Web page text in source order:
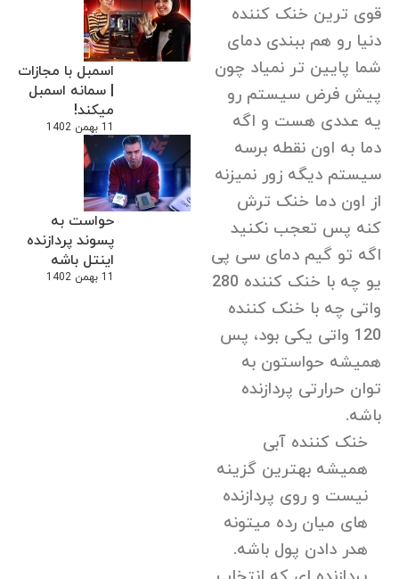
اسمبل با مجازات
| سمانه اسمبل
میکند!
11 بهمن 1402
حواست به
پسوند پردازنده
اینتل باشه
11 بهمن 1402
قوی ترین خنک کننده
دنیا رو هم ببندی دمای
شما پایین تر نمیاد چون
پیش فرض سیستم رو
یه عددی هست و اگه
دما به اون نقطه برسه
سیستم دیگه زور نمیزنه
از اون دما خنک ترش
کنه پس تعجب نکنید
اگه تو گیم دمای سی پی
یو چه با خنک کننده 280
واتی چه با خنک کننده
120 واتی یکی بود، پس
همیشه حواستون به
توان حرارتی پردازنده
باشه.
خنک کننده آبی
همیشه بهترین گزینه
نیست و روی پردازنده
های میان رده میتونه
هدر دادن پول باشه.